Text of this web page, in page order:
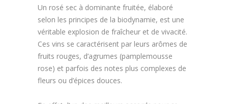
Un rosé sec à dominante fruitée, élaboré
selon les principes de la biodynamie, est une
véritable explosion de fraîcheur et de vivacité.
Ces vins se caractérisent par leurs arômes de
fruits rouges, d’agrumes (pamplemousse
rose) et parfois des notes plus complexes de
fleurs ou d’épices douces.